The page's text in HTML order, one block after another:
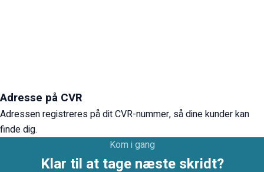
Adresse på CVR
Adressen registreres på dit CVR-nummer, så dine kunder kan
finde dig.
Kom i gang
Klar til at tage næste skridt?